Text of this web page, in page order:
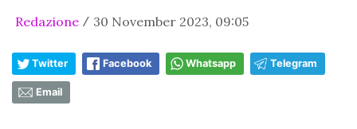
Redazione / 30 November 2023, 09:05
Twitter Facebook Whatsapp Telegram
Email